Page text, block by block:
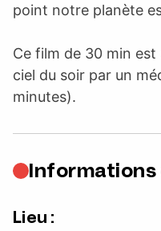
point notre planète
Ce film de 30 min
ciel du soir par un
minutes).
Lieu :